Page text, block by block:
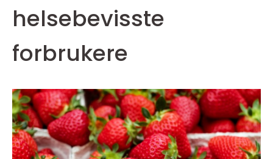
helsebevisste
forbrukere